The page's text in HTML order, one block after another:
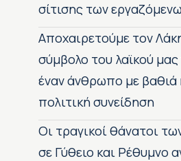
σίτισης των
Αποχαιρετούμε τον
σύμβολο του λαϊκού μας
έναν άνθρωπο με βαθιά
πολιτική συνείδηση
Οι τραγικοί θάνατοι
σε Γύθειο και Ρέθυμνο